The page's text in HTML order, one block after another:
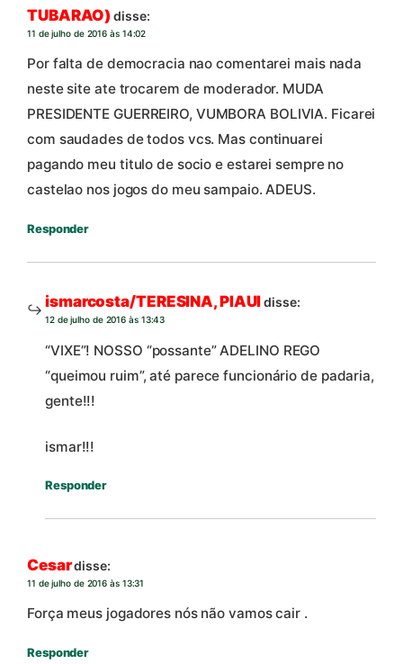
TUBARAO) disse:
11 de julho de 2016 às 14:02
Por falta de democracia nao comentarei mais nada
neste site ate trocarem de moderador. MUDA
PRESIDENTE GUERREIRO, VUMBORA BOLIVIA. Ficarei
com saudades de todos vcs. Mas continuarei
pagando meu titulo de socio e estarei sempre no
castelao nos jogos do meu sampaio. ADEUS.
Responder
ismarcosta/TERESINA, PIAUIdisse:
12 de julho de 2016 às 13:43
“VIXE”! NOSSO “possante” ADELINO REGO
“queimou ruim”, até parece funcionário de padaria,
gente!!!
ismar!!!
Responder
Cesardisse:
11 de julho de 2016 às 13:31
Força meus jogadores nós não vamos cair .
Responder